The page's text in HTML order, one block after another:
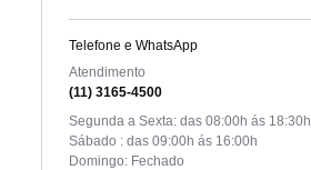
Telefone e WhatsApp
Atendimento
(11) 3165-4500
Segunda a Sexta: das 08:00h ás 18:30h
Sábado : das 09:00h ás 16:00h
Domingo: Fechado